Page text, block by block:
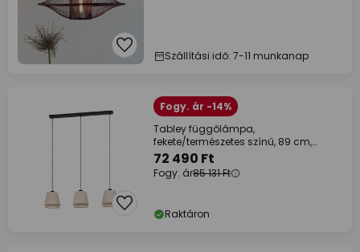
Szállítási idő: 7-11 munkanap
Fogy. ár -14%
Tabley függőlámpa,
fekete/természetes színű, 89 cm,
szövet, 3-lámpás.
72 490 Ft
Fogy. ár85 131 Ft
Raktáron